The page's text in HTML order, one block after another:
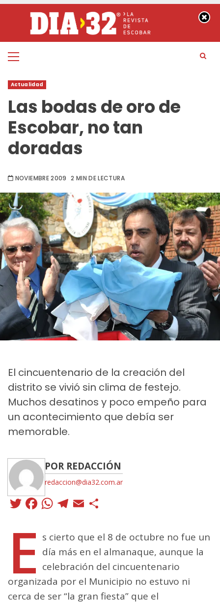
contenido
Menú
Actualidad
Las bodas de oro de
Escobar, no tan
doradas
NOVIEMBRE 2009 2 MIN DE LECTURA
El cincuentenario de la creación del
distrito se vivió sin clima de festejo.
Muchos desatinos y poco empeño para
un acontecimiento que debía ser
memorable.
POR REDACCIÓN
redaccion@dia32.com.ar
Twitter
Facebook
WhatsApp
Telegram
Email
E s cierto que el 8 de octubre no fue un
día más en el almanaque, aunque la
celebración del cincuentenario
organizada por el Municipio no estuvo ni
cerca de ser “la gran fiesta” que el